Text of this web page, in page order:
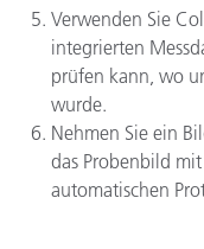
Verwenden Sie
integrierten
prüfen kann, wo
wurde.
Nehmen Sie ein
das Probenbild
automatischen